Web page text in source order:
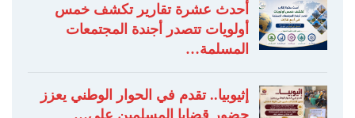
أحدث عشرة تقارير تكشف خمس
أولويات تتصدر أجندة المجتمعات
المسلمة…
إثيوبيا.. تقدم في الحوار الوطني يعزز
حضور قضايا المسلمين على…